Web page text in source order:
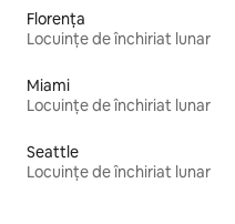
Florența
Locuințe de închiriat lunar
Miami
Locuințe de închiriat lunar
Seattle
Locuințe de închiriat lunar